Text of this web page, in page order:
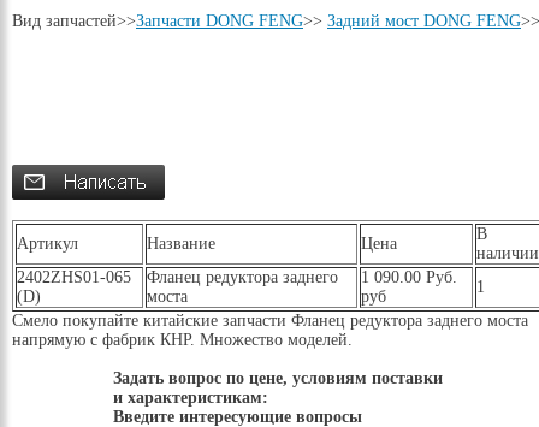
Вид запчастей>>Запчасти DONG FENG>> Задний мост DONG FENG>>
Артикул Название Цена
В
наличии
2402ZHS01-065
(D)
Фланец редуктора заднего
моста
1 090.00 Руб.
руб
1
Смело покупайте китайские запчасти Фланец редуктора заднего моста
напрямую с фабрик КНР. Множество моделей.
Задать вопрос по цене, условиям поставки
и характеристикам:
Введите интересующие вопросы